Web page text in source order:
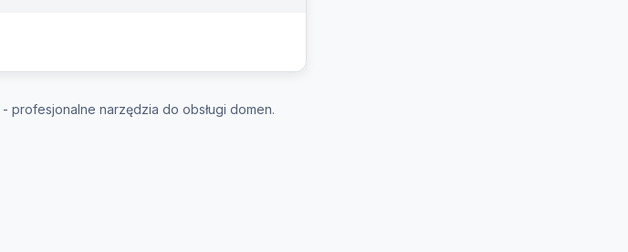
- profesjonalne narzędzia do obsługi domen.